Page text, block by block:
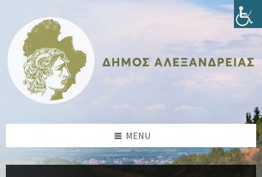
content
sidebar
sidebar
footer
MENU